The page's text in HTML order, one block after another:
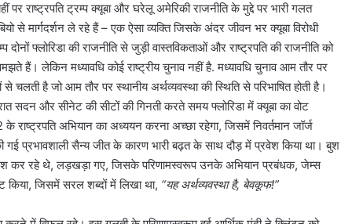
राष्ट्रपति ट्रम्प क्यूबा और घरेलू अमेरिकी राजनीति के मुद्दे पर भारी गलत
से मार्गदर्शन ले रहे हैं – एक ऐसा व्यक्ति जिसके अंदर जीवन भर क्यूबा विरोधी
फ्लोरिडा की राजनीति से जुड़ी वास्तविकताओं और राष्ट्रपति की राजनीति को
हैं। लेकिन मध्यावधि कोई राष्ट्रीय चुनाव नहीं है. मध्यावधि चुनाव आम तौर पर
है जो आम तौर पर स्थानीय अर्थव्यवस्था की स्थिति से परिभाषित होती है।
सदन और सीनेट की सीटों की गिनती करते समय फ्लोरिडा में क्यूबा का वोट
अभियान का अध्ययन करना अच्छा रहेगा, जिसमें निवर्तमान जॉर्ज
गई प्रभावशाली सैन्य जीत के कारण भारी बढ़त के साथ दौड़ में प्रवेश किया था। बुश
कर रहे थे, लड़खड़ा गए, जिसके परिणामस्वरूप उनके अभियान प्रबंधक, जेम्स
किया, जिसमें सरल शब्दों में लिखा था, “यह अर्थव्यवस्था है, बेवकूफ!”